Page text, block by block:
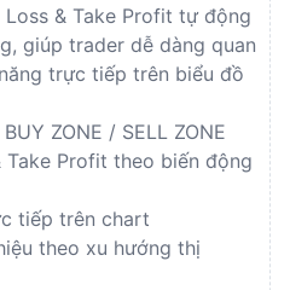
& Take Profit tự động
giúp trader dễ dàng quan
trực tiếp trên biểu đồ
ZONE / SELL ZONE
Take Profit theo biến động
tiếp trên chart
theo xu hướng thị